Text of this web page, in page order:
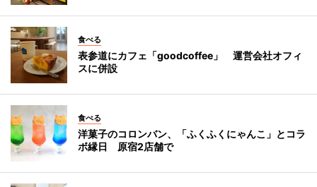
食べる
表参道にカフェ「goodcoffee」 運営会社オフィ
スに併設
食べる
洋菓子のコロンバン、「ふくふくにゃんこ」とコラ
ボ縁日 原宿2店舗で